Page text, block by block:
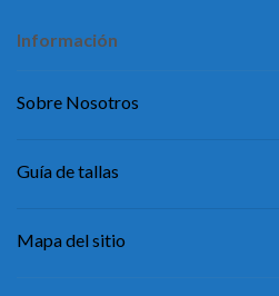
Información
Sobre Nosotros
Guía de tallas
Mapa del sitio